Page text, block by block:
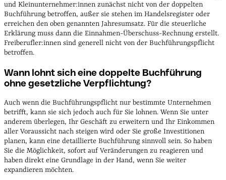
und Kleinunternehmer:innen zunächst nicht von der doppelten
Buchführung betroffen, außer sie stehen im Handelsregister oder
erreichen den oben genannten Jahresumsatz. Für die steuerliche
Erklärung muss dann die Einnahmen-Überschuss-Rechnung erstellt.
Freiberufler:innen sind generell nicht von der Buchführungspflicht
betroffen.
Wann lohnt sich eine doppelte Buchführung
ohne gesetzliche Verpflichtung?
Auch wenn die Buchführungspflicht nur bestimmte Unternehmen
betrifft, kann sie sich jedoch auch für Sie lohnen. Wenn Sie unter
anderem überlegen, Ihr Geschäft zu erweitern und Ihr Einkommen
aller Voraussicht nach steigen wird oder Sie große Investitionen
planen, kann eine detaillierte Buchführung sinnvoll sein. So haben
Sie die Möglichkeit, sofort auf Veränderungen zu reagieren und
haben direkt eine Grundlage in der Hand, wenn Sie weiter
expandieren möchten.